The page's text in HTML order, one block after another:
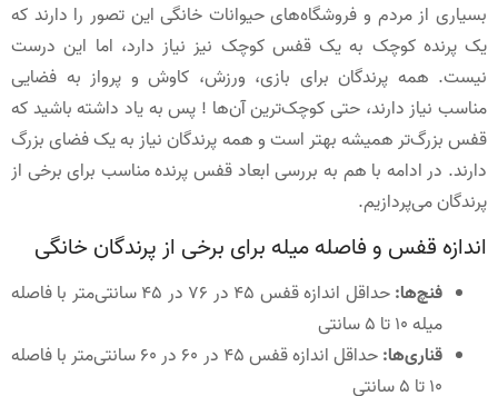
بسیاری از مردم و فروشگاه‌های حیوانات خانگی این تصور را دارند که
یک پرنده کوچک به یک قفس کوچک نیز نیاز دارد، اما این درست
نیست. همه پرندگان برای بازی، ورزش، کاوش و پرواز به فضایی
مناسب نیاز دارند، حتی کوچک‌ترین آن‌ها ! پس به یاد داشته باشید که
قفس بزرگ‌تر همیشه بهتر است و همه پرندگان نیاز به یک فضای بزرگ
دارند. در ادامه با هم به بررسی ابعاد قفس پرنده مناسب برای برخی از
پرندگان می‌پردازیم.
اندازه قفس و فاصله میله برای برخی از پرندگان خانگی
فنچ‌ها:
حداقل اندازه قفس 45 در 76 در 45 سانتی‌متر با فاصله
میله 10 تا 5 سانتی‌
قناری‌ها:
حداقل اندازه قفس 45 در 60 در 60 سانتی‌متر با فاصله
10 تا 5 سانتی‌